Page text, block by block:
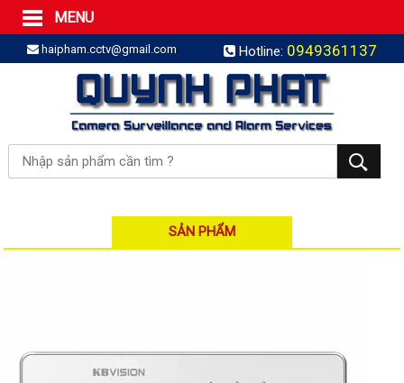
MENU
Trang Chủ
Sản phẩm
SẢN PHẨM TRỌN GÓI
LẮP BÁO TRỘM TRỌN GÓI
LẮP CAMERA TRỌN GÓI
Camera IP
Camera IP KBVISION
Camera IP HIKVISION
Đầu ghi IP | NVR
Đầu ghi IP HIKVISION
haipham.cctv@gmail.com Hotline: 0949361137
SẢN PHẨM